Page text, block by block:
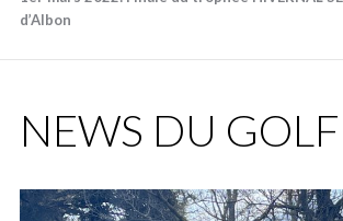
d’Albon
NEWS DU GOLF